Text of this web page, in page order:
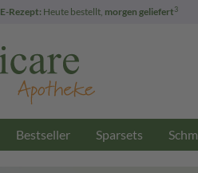
E-Rezept: Heute bestellt, morgen geliefert3
Bestseller Sparsets